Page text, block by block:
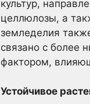
культур,
целлюлозы, а
земледелия
связано с более
фактором,
Устойчивое